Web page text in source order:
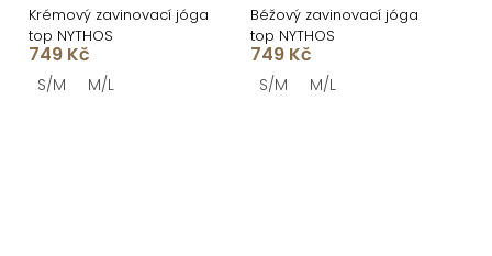
Krémový zavinovací jóga
top NYTHOS
749 Kč
S/M M/L
Béžový zavinovací jóga
top NYTHOS
749 Kč
S/M M/L